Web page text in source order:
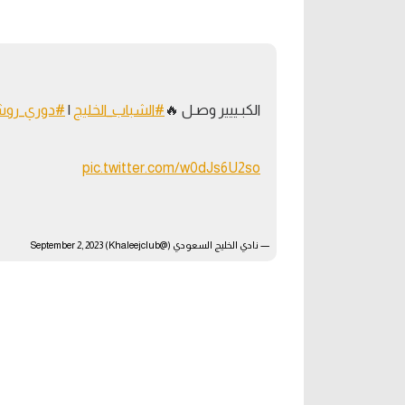
دوري الكبـييير وصـل 🔥 #الشباب_الخليج |
pic.twitter.com/w0dJs6U2so
— نادي الخليج السعودي (@Khaleejclub) September 2, 2023